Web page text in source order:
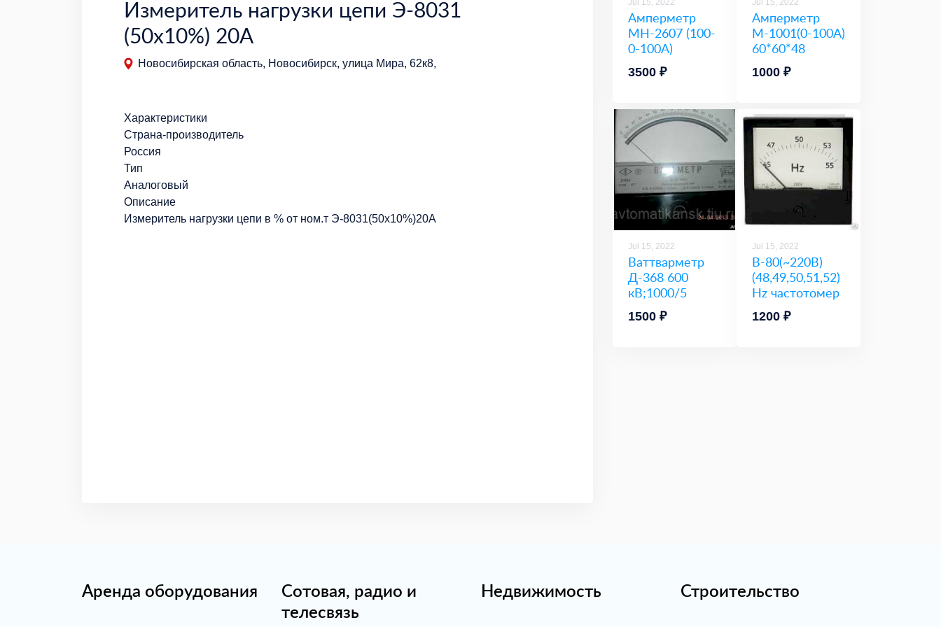
Измеритель нагрузки цепи Э-8031
(50х10%) 20А
Новосибирская область, Новосибирск, улица Мира, 62к8,
Характеристики
Страна-производитель
Россия
Тип
Аналоговый
Описание
Измеритель нагрузки цепи в % от ном.т Э-8031(50х10%)20А
Jul 15, 2022
Амперметр
МН-2607 (100-
0-100А)
3500 ₽
Jul 15, 2022
Амперметр
М-1001(0-100А)
60*60*48
1000 ₽
Jul 15, 2022
Ваттварметр
Д-368 600
кВ;1000/5
1500 ₽
Jul 15, 2022
В-80(~220В)
(48,49,50,51,52)
Hz частотомер
1200 ₽
Аренда оборудования
Сотовая, радио и
телесвязь
Недвижимость Строительство